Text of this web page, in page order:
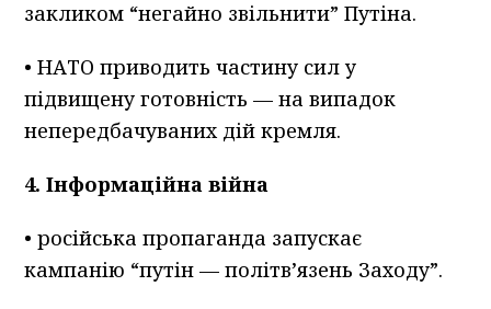
закликом “негайно звільнити” Путіна.
• НАТО приводить частину сил у
підвищену готовність — на випадок
непередбачуваних дій кремля.
4. Інформаційна війна
• російська пропаганда запускає
кампанію “путін — політв’язень Заходу”.